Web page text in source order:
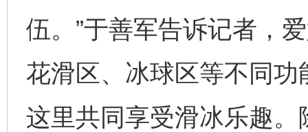
伍。”于善军告诉记者，
花滑区、冰球区等不同
这里共同享受滑冰乐趣
千年窑火 生生不息